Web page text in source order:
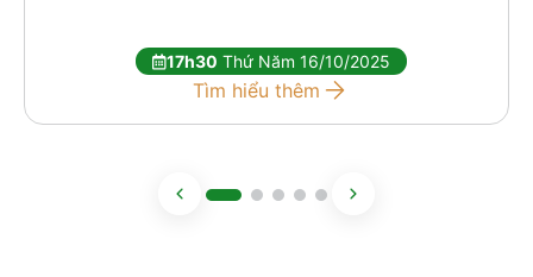
17h30 Thứ Năm 16/10/2025
Tìm hiểu thêm